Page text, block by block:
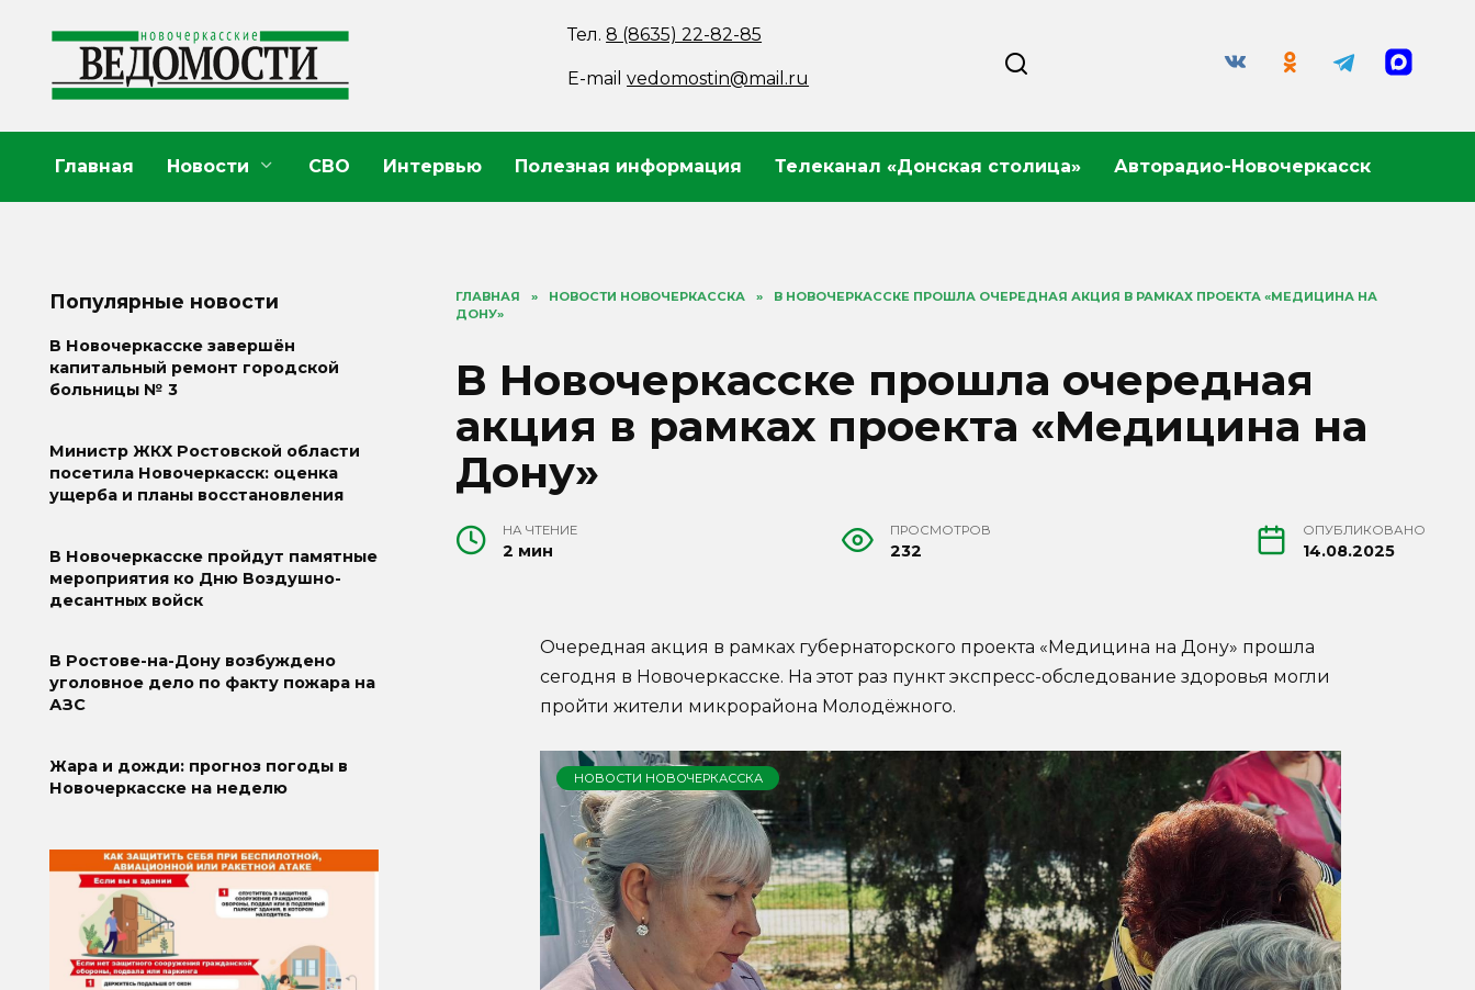
содержанию
Тел.8 (8635) 22-82-85
E-mailvedomostin@mail.ru
Главная Новости СВО Интервью Полезная информация Телеканал «Донская столица» Авторадио-Новочеркасск
ГЛАВНАЯ » НОВОСТИ НОВОЧЕРКАССКА »
В НОВОЧЕРКАССКЕ ПРОШЛА ОЧЕРЕДНАЯ АКЦИЯ В РАМКАХ ПРОЕКТА «МЕДИЦИНА НА
ДОНУ»
В Новочеркасске прошла очередная
акция в рамках проекта «Медицина на
Дону»
НА ЧТЕНИЕ
2 мин
ПРОСМОТРОВ
232
ОПУБЛИКОВАНО
14.08.2025
Очередная акция в рамках губернаторского проекта «Медицина на Дону» прошла
сегодня в Новочеркасске. На этот раз пункт экспресс-обследование здоровья могли
пройти жители микрорайона Молодёжного.
НОВОСТИ НОВОЧЕРКАССКА
Популярные новости
В Новочеркасске завершён
капитальный ремонт городской
больницы № 3
Министр ЖКХ Ростовской области
посетила Новочеркасск: оценка
ущерба и планы восстановления
В Новочеркасске пройдут памятные
мероприятия ко Дню Воздушно-
десантных войск
В Ростове-на-Дону возбуждено
уголовное дело по факту пожара на
АЗС
Жара и дожди: прогноз погоды в
Новочеркасске на неделю